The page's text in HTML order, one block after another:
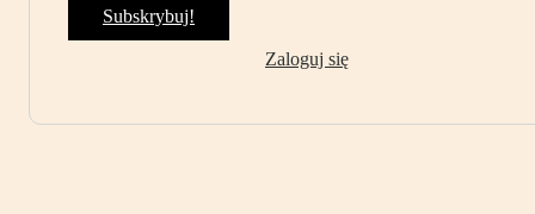
Subskrybuj!
Zaloguj się